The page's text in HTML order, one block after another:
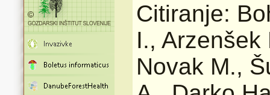
Citiranje:
I.,
Novak M.,